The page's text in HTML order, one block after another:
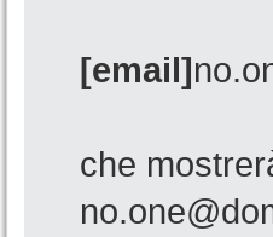
[email]
che